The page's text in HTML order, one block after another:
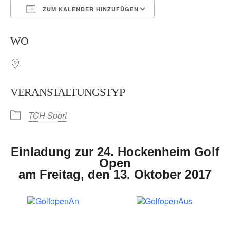
ZUM KALENDER HINZUFÜGEN
WO
VERANSTALTUNGSTYP
TCH Sport
Einladung zur 24. Hockenheim Golf
Open
am Freitag, den 13. Oktober 2017